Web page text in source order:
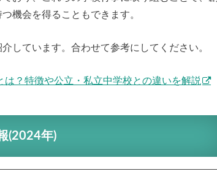
機会を得ることもできます。
しています。合わせて参考にしてください。
は？特徴や公立・私立中学校との違いを解説
(2024年)